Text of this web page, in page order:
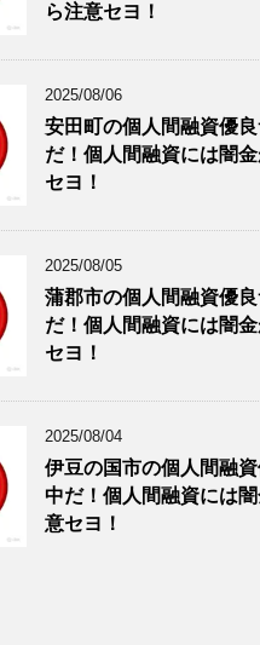
ら注意セヨ！
2025/08/06
安田町の個人間融資優
だ！個人間融資には闇
セヨ！
2025/08/05
蒲郡市の個人間融資優
だ！個人間融資には闇
セヨ！
2025/08/04
伊豆の国市の個人間融
中だ！個人間融資には
意セヨ！